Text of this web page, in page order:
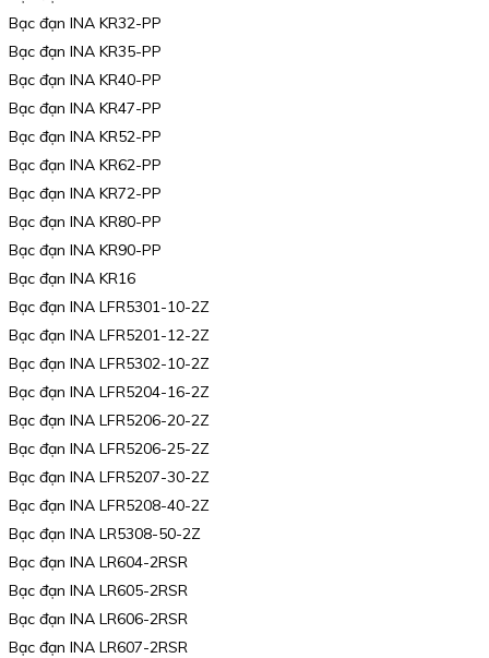
Bạc đạn INA KR32-PP
Bạc đạn INA KR35-PP
Bạc đạn INA KR40-PP
Bạc đạn INA KR47-PP
Bạc đạn INA KR52-PP
Bạc đạn INA KR62-PP
Bạc đạn INA KR72-PP
Bạc đạn INA KR80-PP
Bạc đạn INA KR90-PP
Bạc đạn INA KR16
Bạc đạn INA LFR5301-10-2Z
Bạc đạn INA LFR5201-12-2Z
Bạc đạn INA LFR5302-10-2Z
Bạc đạn INA LFR5204-16-2Z
Bạc đạn INA LFR5206-20-2Z
Bạc đạn INA LFR5206-25-2Z
Bạc đạn INA LFR5207-30-2Z
Bạc đạn INA LFR5208-40-2Z
Bạc đạn INA LR5308-50-2Z
Bạc đạn INA LR604-2RSR
Bạc đạn INA LR605-2RSR
Bạc đạn INA LR606-2RSR
Bạc đạn INA LR607-2RSR